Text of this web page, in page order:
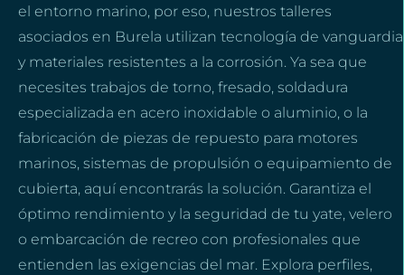
el entorno marino, por eso, nuestros talleres
asociados en Burela utilizan tecnología de vanguardia
y materiales resistentes a la corrosión. Ya sea que
necesites trabajos de torno, fresado, soldadura
especializada en acero inoxidable o aluminio, o la
fabricación de piezas de repuesto para motores
marinos, sistemas de propulsión o equipamiento de
cubierta, aquí encontrarás la solución. Garantiza el
óptimo rendimiento y la seguridad de tu yate, velero
o embarcación de recreo con profesionales que
entienden las exigencias del mar. Explora perfiles,